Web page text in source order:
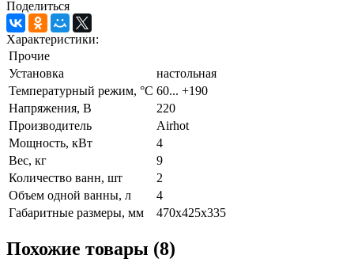
Поделиться
Характеристики:
Прочие
Установка
настольная
Температурный режим, °C 60... +190
Напряжения, В
220
Производитель
Airhot
Мощность, кВт
4
Вес, кг
9
Количество ванн, шт
2
Объем одной ванны, л
4
Габаритные размеры, мм
470х425х335
Похожие товары (8)